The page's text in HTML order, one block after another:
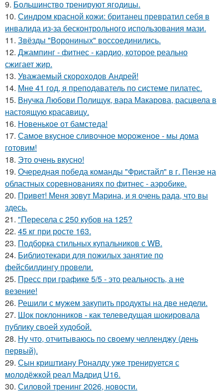
9. Большинство тренируют ягодицы.
10. Синдром красной кожи: британец превратил себя в
инвалида из-за бесконтрольного использования мази.
11. Звёзды "Ворониных" воссоединились.
12. Джампинг - фитнес - кардио, которое реально
сжигает жир.
13. Уважаемый скороходов Андрей!
14. Мне 41 год, я преподаватель по системе пилатес.
15. Внучка Любови Полищук, вара Макарова, расцвела в
настоящую красавицу.
16. Новенькое от бамстеда!
17. Самое вкусное сливочное мороженое - мы дома
готовим!
18. Это очень вкусно!
19. Очередная победа команды "Фристайл" в г. Пензе на
областных соревнованиях по фитнес - аэробике.
20. Привет! Меня зовут Марина, и я очень рада, что вы
здесь.
21. "Пересела с 250 кубов на 125?
22. 45 кг при росте 163.
23. Подборка стильных купальников с WB.
24. Библиотекари для пожилых занятие по
фейсбилдингу провели.
25. Пресс при графике 5/5 - это реальность, а не
везение!
26. Решили с мужем закупить продукты на две недели.
27. Шок поклонников - как телеведущая шокировала
публику своей худобой.
28. Ну что, отчитываюсь по своему челленджу (день
первый).
29. Сын криштиану Роналду уже тренируется с
молодёжкой реал Мадрид U16.
30. Силовой тренинг 2026, новости.